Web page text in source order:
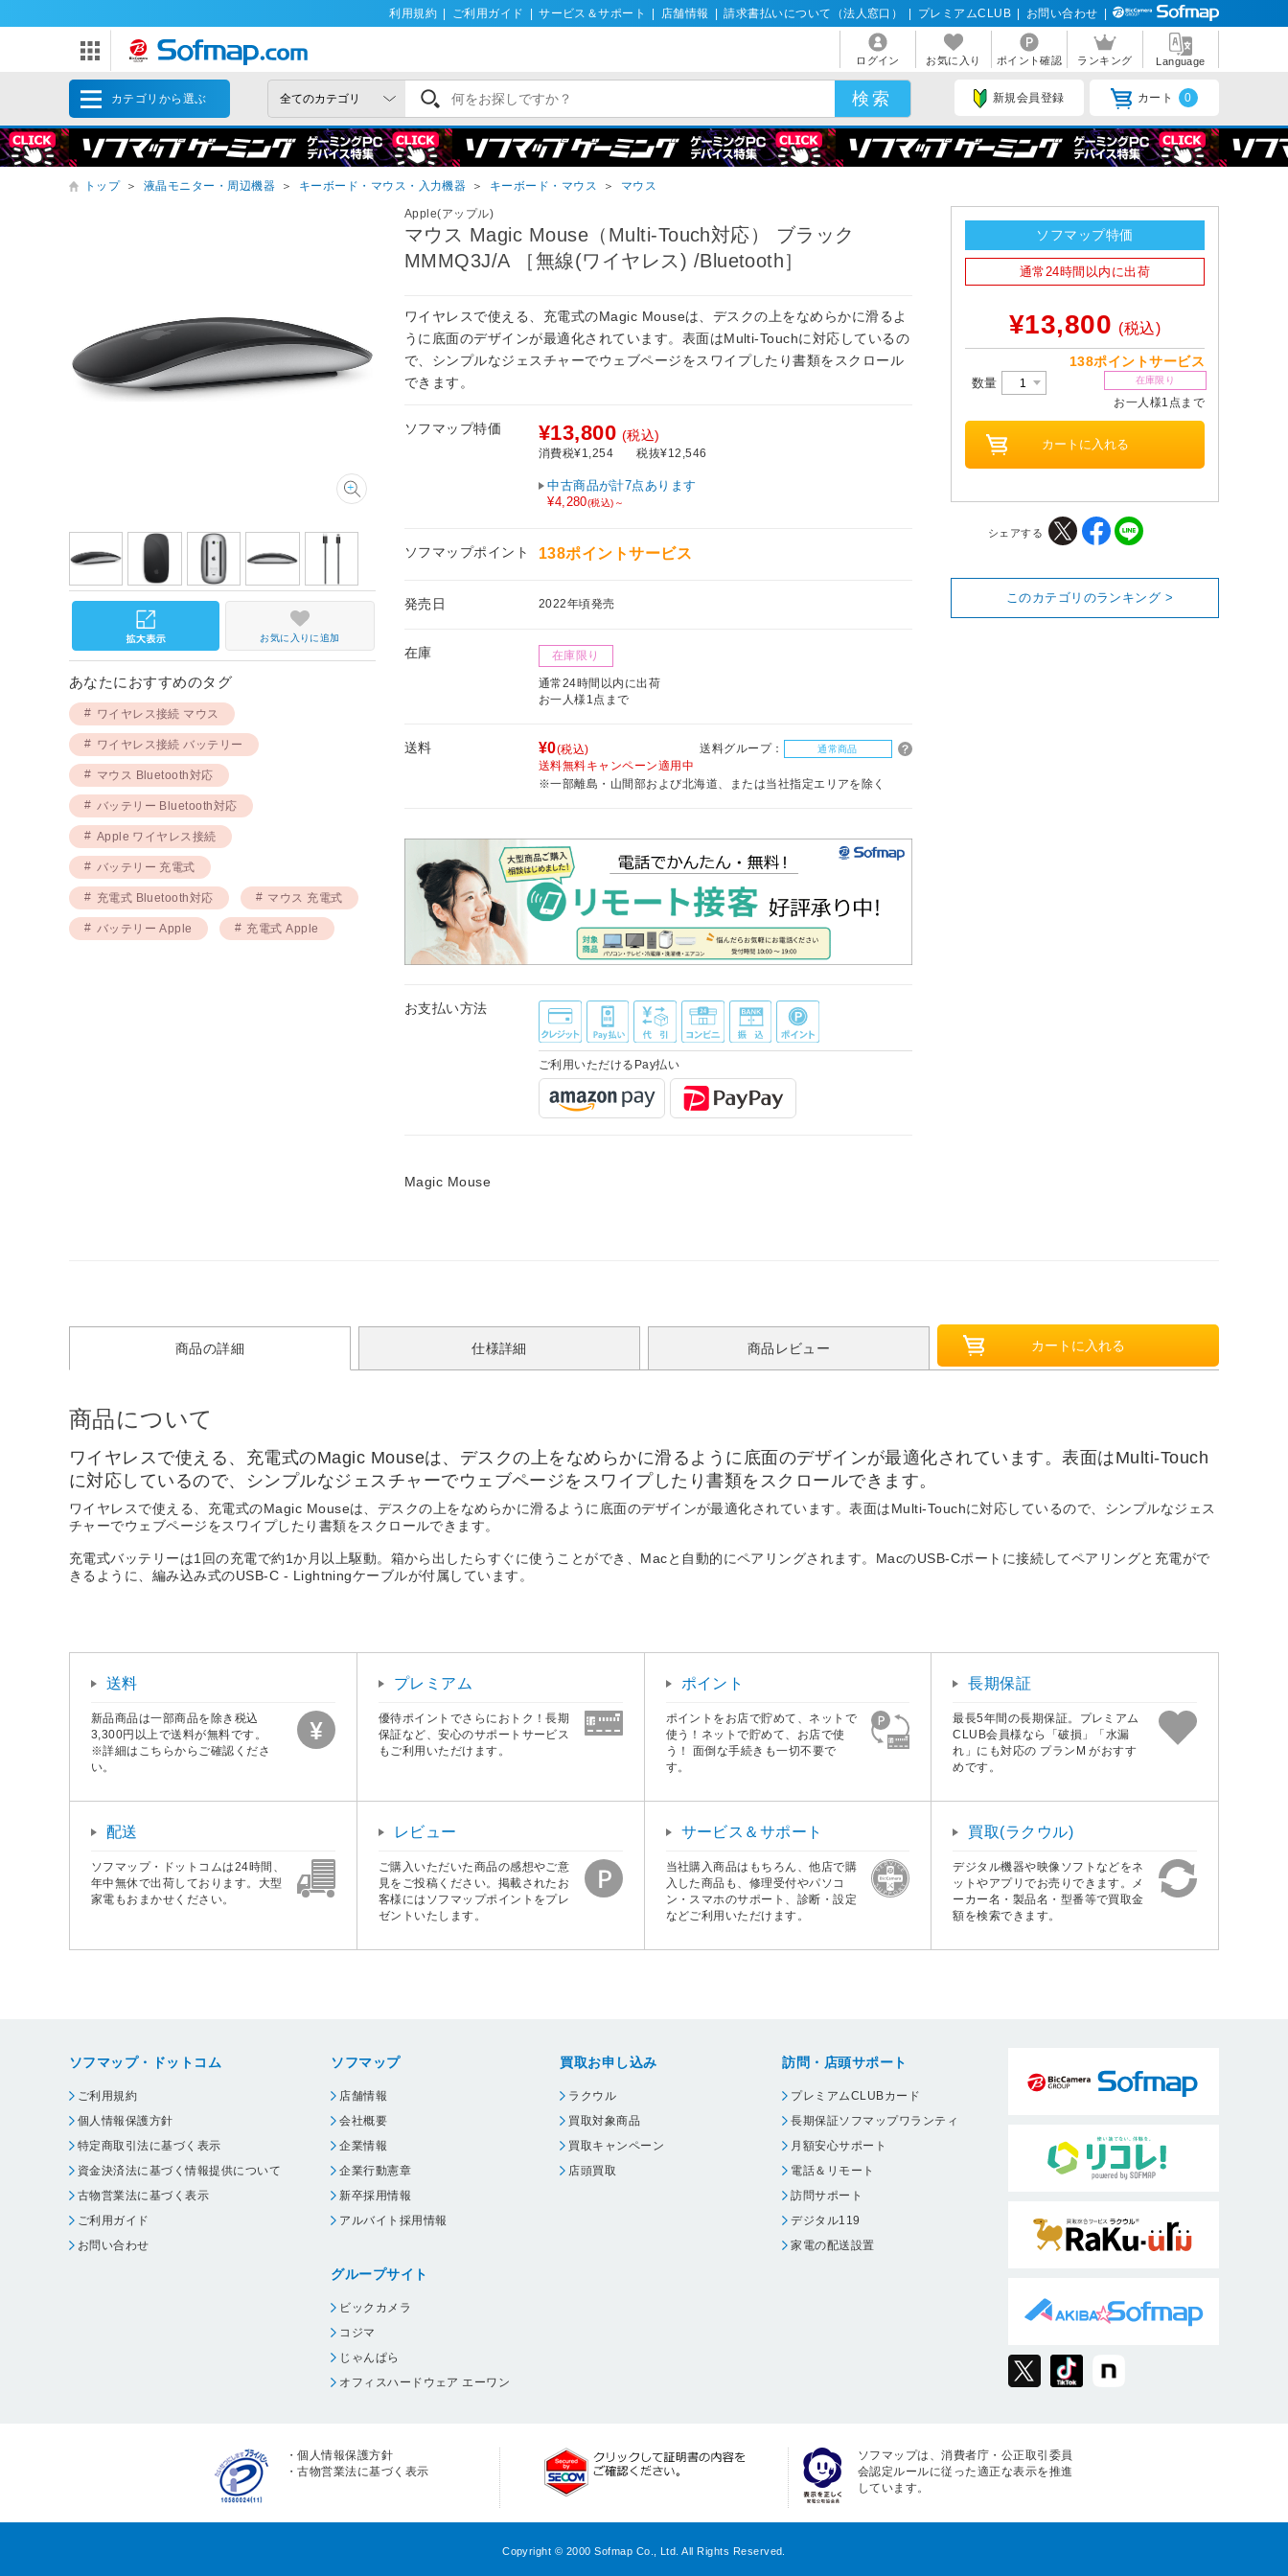
利用規約 ご利用ガイド サービス＆サポート 店舗情報 請求書払いについて（法人窓口） プレミアムCLUB お問い合わせ
ログイン お気に入り ポイント確認 ランキング Language
カテゴリから選ぶ 新規会員登録 カート 0
トップ ＞ 液晶モニター・周辺機器 ＞ キーボード・マウス・入力機器 ＞ キーボード・マウス ＞ マウス
Apple(アップル)
マウス Magic Mouse（Multi-Touch対応） ブラック
MMMQ3J/A ［無線(ワイヤレス) /Bluetooth］
ワイヤレスで使える、充電式のMagic Mouseは、デスクの上をなめらかに滑るよ
うに底面のデザインが最適化されています。表面はMulti-Touchに対応しているの
で、シンプルなジェスチャーでウェブページをスワイプしたり書類をスクロール
できます。
ソフマップ特価 ¥13,800 (税込)
消費税¥1,254 税抜¥12,546
中古商品が計7点あります
¥4,280(税込)～
ソフマップポイント 138ポイントサービス
発売日 2022年頃発売
在庫 在庫限り
通常24時間以内に出荷
お一人様1点まで
送料 ¥0(税込) 送料グループ： 通常商品
送料無料キャンペーン適用中
※一部離島・山間部および北海道、または当社指定エリアを除く
お支払い方法
ご利用いただけるPay払い
Magic Mouse
お気に入りに追加
あなたにおすすめのタグ
ワイヤレス接続 マウス
ワイヤレス接続 バッテリー
マウス Bluetooth対応
バッテリー Bluetooth対応
Apple ワイヤレス接続
バッテリー 充電式
充電式 Bluetooth対応 マウス 充電式
バッテリー Apple 充電式 Apple
ソフマップ特価
通常24時間以内に出荷
¥13,800 (税込)
138ポイントサービス
数量 在庫限り
お一人様1点まで
シェアする
このカテゴリのランキング >
商品の詳細 仕様詳細 商品レビュー
商品について
ワイヤレスで使える、充電式のMagic Mouseは、デスクの上をなめらかに滑るように底面のデザインが最適化されています。表面はMulti-Touch
に対応しているので、シンプルなジェスチャーでウェブページをスワイプしたり書類をスクロールできます。
ワイヤレスで使える、充電式のMagic Mouseは、デスクの上をなめらかに滑るように底面のデザインが最適化されています。表面はMulti-Touchに対応しているので、シンプルなジェス
チャーでウェブページをスワイプしたり書類をスクロールできます。
充電式バッテリーは1回の充電で約1か月以上駆動。箱から出したらすぐに使うことができ、Macと自動的にペアリングされます。MacのUSB-Cポートに接続してペアリングと充電がで
きるように、編み込み式のUSB-C - Lightningケーブルが付属しています。
送料
新品商品は一部商品を除き税込
3,300円以上で送料が無料です。
※詳細はこちらからご確認くださ
い。
プレミアム
優待ポイントでさらにおトク！長期
保証など、安心のサポートサービス
もご利用いただけます。
ポイント
ポイントをお店で貯めて、ネットで
使う！ネットで貯めて、お店で使
う！ 面倒な手続きも一切不要で
す。
長期保証
最長5年間の長期保証。プレミアム
CLUB会員様なら「破損」「水漏
れ」にも対応の プランM がおすす
めです。
配送
ソフマップ・ドットコムは24時間、
年中無休で出荷しております。大型
家電もおまかせください。
レビュー
ご購入いただいた商品の感想やご意
見をご投稿ください。掲載されたお
客様にはソフマップポイントをプレ
ゼントいたします。
サービス＆サポート
当社購入商品はもちろん、他店で購
入した商品も、修理受付やパソコ
ン・スマホのサポート、診断・設定
などご利用いただけます。
買取(ラクウル)
デジタル機器や映像ソフトなどをネ
ットやアプリでお売りできます。メ
ーカー名・製品名・型番等で買取金
額を検索できます。
ソフマップ・ドットコム
ご利用規約
個人情報保護方針
特定商取引法に基づく表示
資金決済法に基づく情報提供について
古物営業法に基づく表示
ご利用ガイド
お問い合わせ
ソフマップ
店舗情報
会社概要
企業情報
企業行動憲章
新卒採用情報
アルバイト採用情報
グループサイト
ビックカメラ
コジマ
じゃんぱら
オフィスハードウェア エーワン
買取お申し込み
ラクウル
買取対象商品
買取キャンペーン
店頭買取
訪問・店頭サポート
プレミアムCLUBカード
長期保証ソフマップワランティ
月額安心サポート
電話＆リモート
訪問サポート
デジタル119
家電の配送設置
・個人情報保護方針
・古物営業法に基づく表示
ソフマップは、消費者庁・公正取引委員
会認定ルールに従った適正な表示を推進
しています。
Copyright © 2000 Sofmap Co., Ltd. All Rights Reserved.